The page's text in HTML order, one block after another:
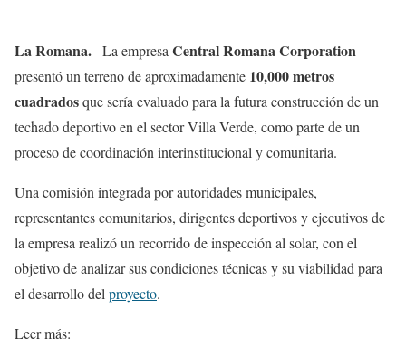
La Romana.– La empresa Central Romana Corporation
presentó un terreno de aproximadamente 10,000 metros
cuadradosque sería evaluado para la futura construcción de un
techado deportivo en el sector Villa Verde, como parte de un
proceso de coordinación interinstitucional y comunitaria.
Una comisión integrada por autoridades municipales,
representantes comunitarios, dirigentes deportivos y ejecutivos de
la empresa realizó un recorrido de inspección al solar, con el
objetivo de analizar sus condiciones técnicas y su viabilidad para
el desarrollo del proyecto.
Leer más: